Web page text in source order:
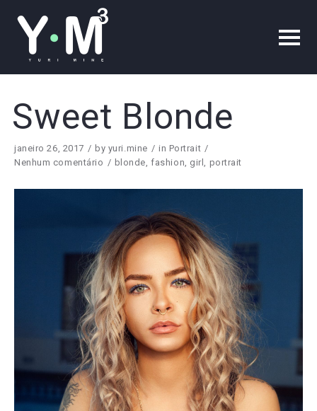
Sweet Blonde
janeiro 26, 2017 by yuri.mine in Portrait
Nenhum comentário
blonde,fashion, girl, portrait